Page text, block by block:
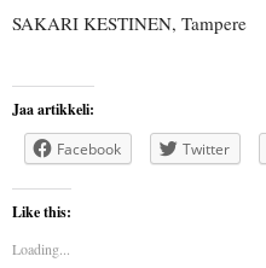
SAKARI KESTINEN, Tampere
Jaa artikkeli:
Facebook
Twitter
Like this:
Loading...